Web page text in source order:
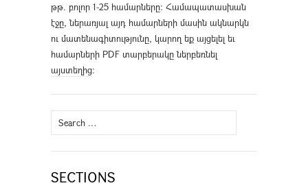
թթ. բոլոր 1-25 համարները։ Համապատասխան
էջը, ներառյալ այդ համարների մասին ակնարկն
ու մատենագիտությունը, կարող եք այցելել եւ
համարների PDF տարբերակը ներբեռնել
այստեղից։
Search
for:
SECTIONS